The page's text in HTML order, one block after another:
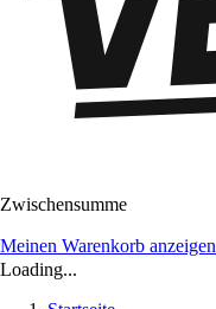
Zwischensumme
Meinen Warenkorb anzeigen
Loading...